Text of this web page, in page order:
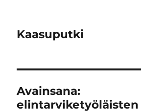
Kaasuputki
Avainsana: